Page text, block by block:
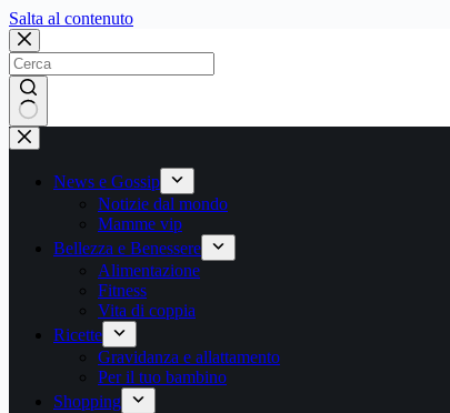
Salta al contenutoSalta
contenuto
Nessun
risultato
News e Gossip
Notizie dal mondo
Mamme vip
Bellezza e Benessere
Alimentazione
Fitness
Vita di coppia
Ricette
Gravidanza e allattamento
Per il tuo bambino
Shopping